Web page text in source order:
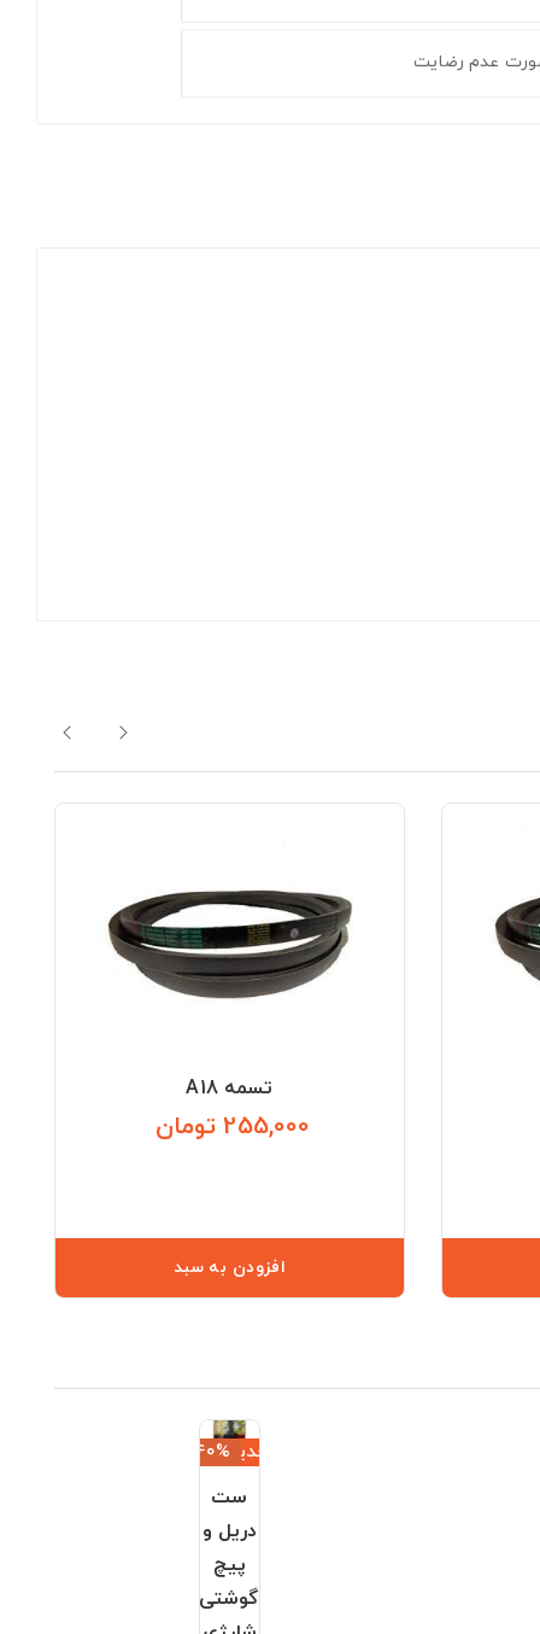
عدم رضایت
تسمه A18
255,000 تومان
افزودن به سبد
جدید‎−40%
ست
دریل و
پیچ
گوشتی